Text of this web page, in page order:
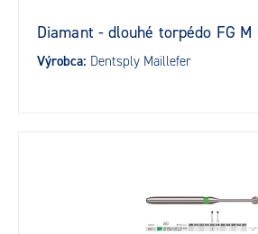
Diamant - dlouhé torpédo FG M
Výrobca: Dentsply Maillefer